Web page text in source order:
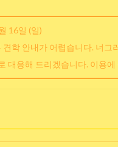
16일 (일)
학 안내가 어렵습니다. 너
대응해 드리겠습니다. 이용